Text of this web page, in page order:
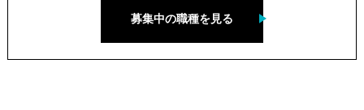
募集中の職種を見る